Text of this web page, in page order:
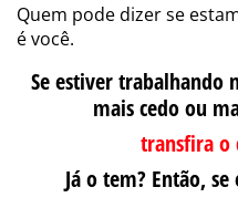
Quem pode dizer se
é você.
Se estiver trabalhando
mais cedo ou
transfira o
Já o tem? Então,